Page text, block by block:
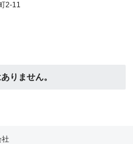
りません。
2-11
社